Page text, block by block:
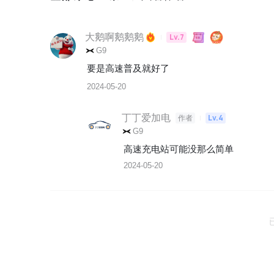
大鹅啊鹅鹅鹅 Lv.7
G9
要是高速普及就好了
2024-05-20
丁丁爱加电 作者 Lv.4
G9
高速充电站可能没那么简单
2024-05-20